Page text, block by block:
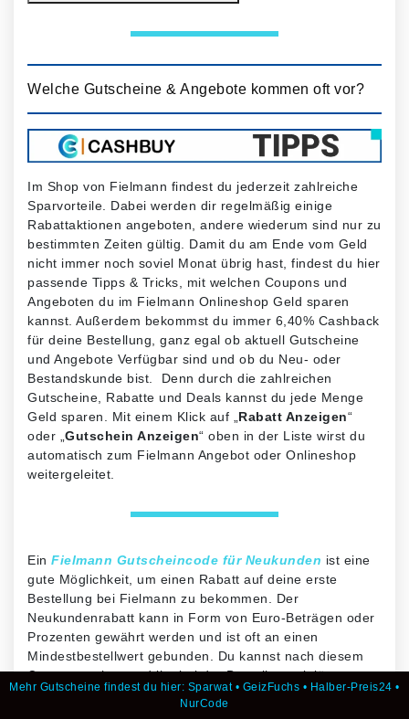
Welche Gutscheine & Angebote kommen oft vor?
Im Shop von Fielmann findest du jederzeit zahlreiche
Sparvorteile. Dabei werden dir regelmäßig einige
Rabattaktionen angeboten, andere wiederum sind nur zu
bestimmten Zeiten gültig. Damit du am Ende vom Geld
nicht immer noch soviel Monat übrig hast, findest du hier
passende Tipps & Tricks, mit welchen Coupons und
Angeboten du im Fielmann Onlineshop Geld sparen
kannst. Außerdem bekommst du immer 6,40% Cashback
für deine Bestellung, ganz egal ob aktuell Gutscheine
und Angebote Verfügbar sind und ob du Neu- oder
Bestandskunde bist. Denn durch die zahlreichen
Gutscheine, Rabatte und Deals kannst du jede Menge
Geld sparen. Mit einem Klick auf „ Rabatt Anzeigen“
oder „ Gutschein Anzeigen“ oben in der Liste wirst du
automatisch zum Fielmann Angebot oder Onlineshop
weitergeleitet.
Ein Fielmann Gutscheincode für Neukunden ist eine
gute Möglichkeit, um einen Rabatt auf deine erste
Bestellung bei Fielmann zu bekommen. Der
Neukundenrabatt kann in Form von Euro-Beträgen oder
Prozenten gewährt werden und ist oft an einen
Mindestbestellwert gebunden. Du kannst nach diesem
Coupon suchen und ihn bei der Bestellung einlösen.
Genauere Informationen zur Verwendung des
Mehr Gutscheine findest du hier: Sparwat• GeizFuchs • Halber-Preis24 •
NurCode